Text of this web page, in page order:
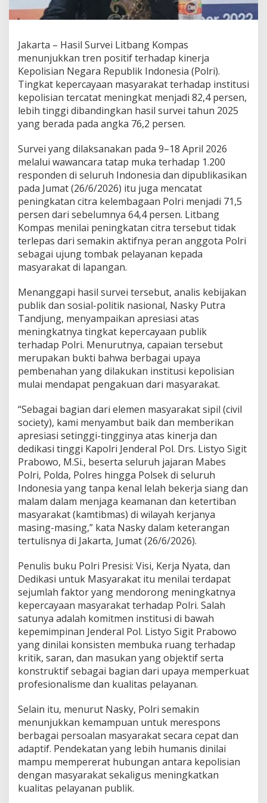
u
e
i
L
i
t
b
a
n
o
m
p
a
s
T
e
g
a
s
k
a
K
e
p
e
r
a
y
a
a
P
u
b
l
k
t
e
r
a
d
a
P
l
r
i
T
e
r
u
s
M
e
u
a
t
Jakarta – Hasil Survei Litbang Kompas
menunjukkan tren positif terhadap kinerja
Kepolisian Negara Republik Indonesia (Polri).
Tingkat kepercayaan masyarakat terhadap institusi
kepolisian tercatat meningkat menjadi 82,4 persen,
lebih tinggi dibandingkan hasil survei tahun 2025
yang berada pada angka 76,2 persen.
Survei yang dilaksanakan pada 9–18 April 2026
melalui wawancara tatap muka terhadap 1.200
responden di seluruh Indonesia dan dipublikasikan
pada Jumat (26/6/2026) itu juga mencatat
peningkatan citra kelembagaan Polri menjadi 71,5
persen dari sebelumnya 64,4 persen. Litbang
Kompas menilai peningkatan citra tersebut tidak
terlepas dari semakin aktifnya peran anggota Polri
sebagai ujung tombak pelayanan kepada
masyarakat di lapangan.
Menanggapi hasil survei tersebut, analis kebijakan
publik dan sosial-politik nasional, Nasky Putra
Tandjung, menyampaikan apresiasi atas
meningkatnya tingkat kepercayaan publik
terhadap Polri. Menurutnya, capaian tersebut
merupakan bukti bahwa berbagai upaya
pembenahan yang dilakukan institusi kepolisian
mulai mendapat pengakuan dari masyarakat.
“Sebagai bagian dari elemen masyarakat sipil (civil
society), kami menyambut baik dan memberikan
apresiasi setinggi-tingginya atas kinerja dan
dedikasi tinggi Kapolri Jenderal Pol. Drs. Listyo Sigit
Prabowo, M.Si., beserta seluruh jajaran Mabes
Polri, Polda, Polres hingga Polsek di seluruh
Indonesia yang tanpa kenal lelah bekerja siang dan
malam dalam menjaga keamanan dan ketertiban
masyarakat (kamtibmas) di wilayah kerjanya
masing-masing,” kata Nasky dalam keterangan
tertulisnya di Jakarta, Jumat (26/6/2026).
Penulis buku Polri Presisi: Visi, Kerja Nyata, dan
Dedikasi untuk Masyarakat itu menilai terdapat
sejumlah faktor yang mendorong meningkatnya
kepercayaan masyarakat terhadap Polri. Salah
satunya adalah komitmen institusi di bawah
kepemimpinan Jenderal Pol. Listyo Sigit Prabowo
yang dinilai konsisten membuka ruang terhadap
kritik, saran, dan masukan yang objektif serta
konstruktif sebagai bagian dari upaya memperkuat
profesionalisme dan kualitas pelayanan.
Selain itu, menurut Nasky, Polri semakin
menunjukkan kemampuan untuk merespons
berbagai persoalan masyarakat secara cepat dan
adaptif. Pendekatan yang lebih humanis dinilai
mampu mempererat hubungan antara kepolisian
dengan masyarakat sekaligus meningkatkan
kualitas pelayanan publik.